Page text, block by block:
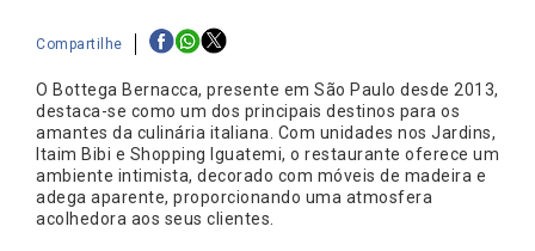
Compartilhe
O Bottega Bernacca, presente em São Paulo desde 2013,
destaca-se como um dos principais destinos para os
amantes da culinária italiana. Com unidades nos Jardins,
Itaim Bibi e Shopping Iguatemi, o restaurante oferece um
ambiente intimista, decorado com móveis de madeira e
adega aparente, proporcionando uma atmosfera
acolhedora aos seus clientes.